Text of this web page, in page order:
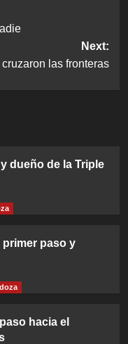
Next:
las fronteras
dueño de la Triple
primer paso y
hacia el